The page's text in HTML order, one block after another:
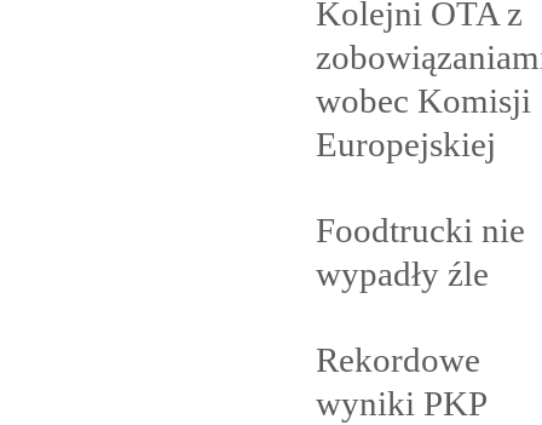
Kolejni OTA z
wobec Komisji
Europejskiej
Foodtrucki nie
wypadły źle
Rekordowe
wyniki PKP